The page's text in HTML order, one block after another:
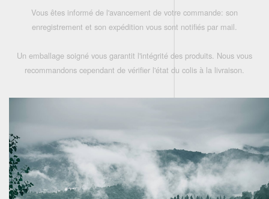
Vous êtes informé de l'avancement de votre commande: son
enregistrement et son expédition vous sont notifiés par mail.
Un emballage soigné vous garantit l'intégrité des produits. Nous vous
recommandons cependant de vérifier l'état du colis à la livraison.